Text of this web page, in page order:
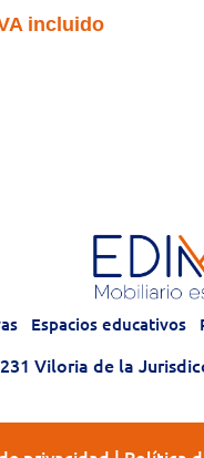
incluido
Espacios educativos
Viloria de la